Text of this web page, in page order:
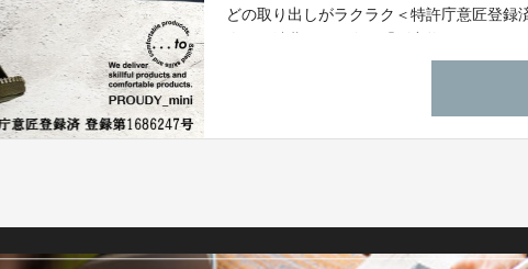
どの取り出しがラクラク＜特許庁意匠登
製ゴートレザー（山羊革）で、環境にも